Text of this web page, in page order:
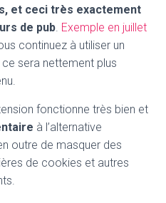
et ceci très exactement
de pub. Exemple en juillet
continuez à utiliser un
sera nettement plus
fonctionne très bien et
à l’alternative
outre de masquer des
de cookies et autres